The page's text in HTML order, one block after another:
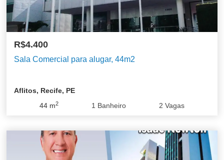
R$4.400
Sala Comercial para alugar, 44m2
Aflitos, Recife, PE
44 m2 1 Banheiro 2 Vagas